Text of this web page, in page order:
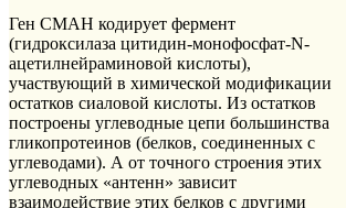
Ген СМАН кодирует фермент
(гидроксилаза цитидин-монофосфат-N-
ацетилнейраминовой кислоты),
участвующий в химической модификации
остатков сиаловой кислоты. Из остатков
построены углеводные цепи большинства
гликопротеинов (белков, соединенных с
углеводами). А от точного строения этих
углеводных «антенн» зависит
взаимодействие этих белков с другими